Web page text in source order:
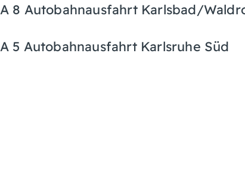
A 8 Autobahnausfahrt Karlsbad/
A 5 Autobahnausfahrt Karlsruhe Süd